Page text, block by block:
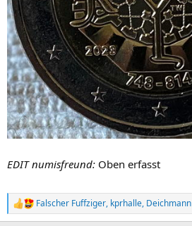
EDIT numisfreund: Oben erfasst
R
e
Falscher Fuffziger, kprhalle, Deichmann